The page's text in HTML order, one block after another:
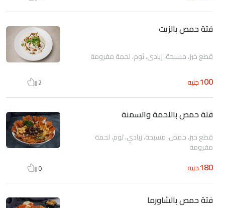
فتة حمص بالزيت
قطع خبز، مسبحة، زبادي، ثوم، لحمة مفرومة
100جنيه 2
فتة حمص باللحمة والسمنة
قطع خبز، حمص، مسبحة، زبادي، ثوم، لحمة
مفرومة
180جنيه 0
فتة حمص بالشاورما